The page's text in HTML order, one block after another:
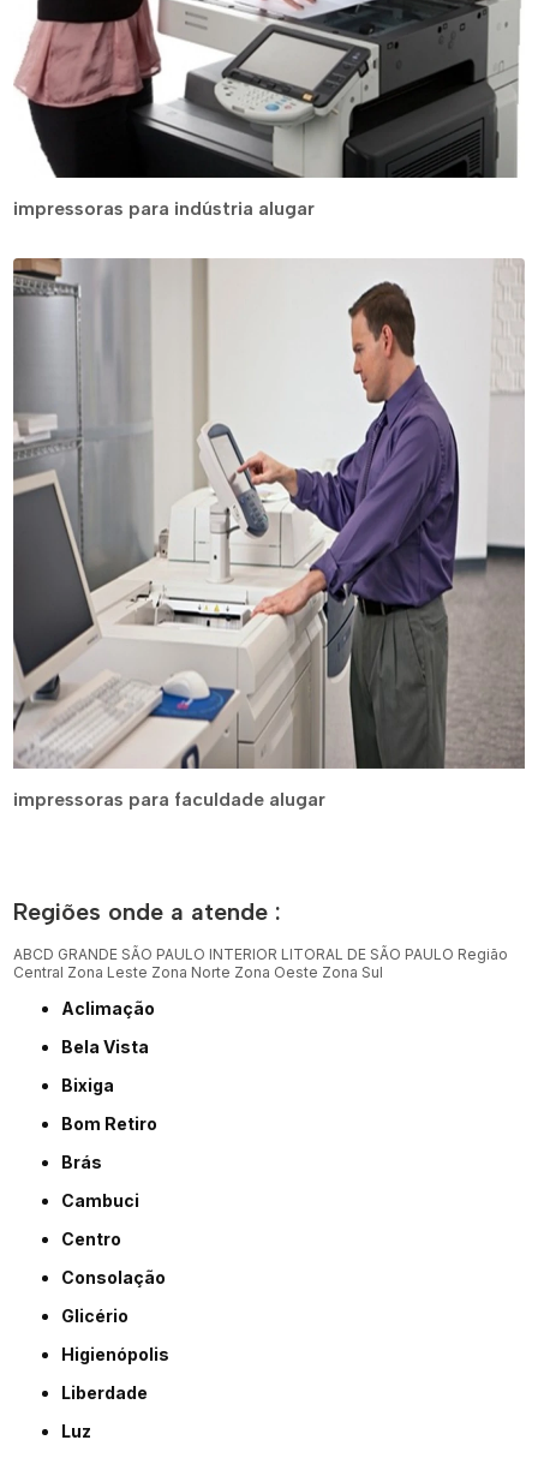
impressoras para indústria alugar
impressoras para faculdade alugar
Regiões onde a atende :
ABCD GRANDE SÃO PAULO INTERIOR LITORAL DE SÃO PAULO Região
Central Zona Leste Zona Norte Zona Oeste Zona Sul
Aclimação
Bela Vista
Bixiga
Bom Retiro
Brás
Cambuci
Centro
Consolação
Glicério
Higienópolis
Liberdade
Luz